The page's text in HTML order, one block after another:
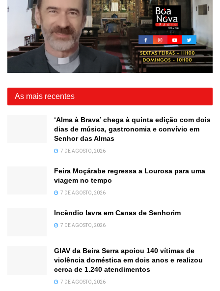
As mais recentes
‘Alma à Brava’ chega à quinta edição com dois
dias de música, gastronomia e convívio em
Senhor das Almas
7 DE AGOSTO, 2026
Feira Moçárabe regressa a Lourosa para uma
viagem no tempo
7 DE AGOSTO, 2026
Incêndio lavra em Canas de Senhorim
7 DE AGOSTO, 2026
GIAV da Beira Serra apoiou 140 vítimas de
violência doméstica em dois anos e realizou
cerca de 1.240 atendimentos
7 DE AGOSTO, 2026